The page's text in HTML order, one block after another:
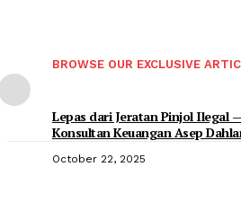
BROWSE OUR EXCLUSIVE
Lepas dari Jeratan Pinjol Ilegal
Konsultan Keuangan Asep
October 22, 2025